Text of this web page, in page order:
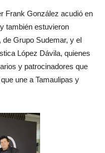
Frank González acudió en
también estuvieron
Grupo Sudemar, y el
López Dávila, quienes
y patrocinadores que
une a Tamaulipas y